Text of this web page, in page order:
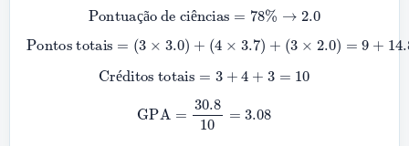
çã ê
Pontuação de ciências 78% →2.0
Pontos totais= 3 ×3.0 + (4× 3.7) +
3× 2.0) =9 + 14.8+ 6=30.8
é
Créditos totais = + 4 3 =
30.8 10